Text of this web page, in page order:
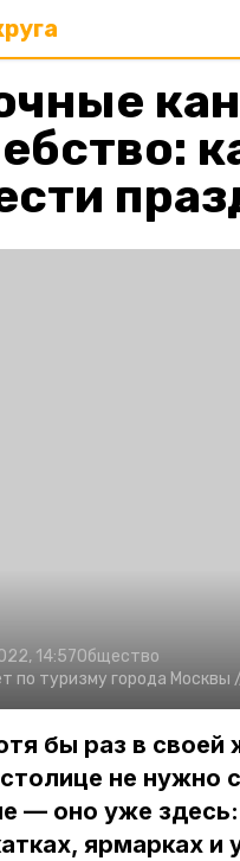
14:57Общество
по туризму города Москвы
бы раз в
не нужно
— оно уже
ярмарках и